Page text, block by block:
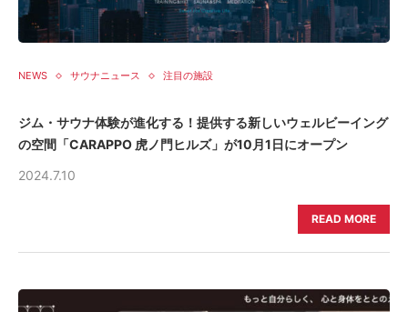
NEWS サウナニュース 注目の施設
ジム・サウナ体験が進化する！提供する新しいウェルビーイング
の空間「CARAPPO 虎ノ門ヒルズ」が10月1日にオープン
2024.7.10
READ MORE